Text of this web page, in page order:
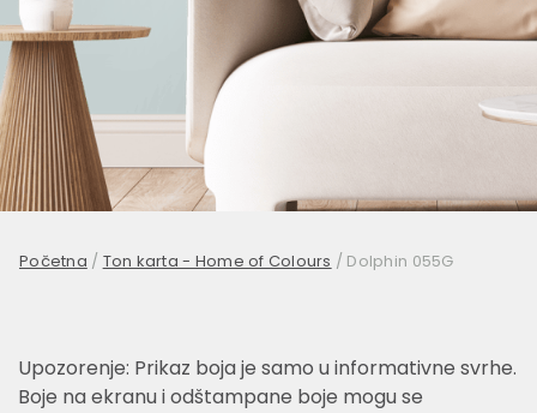
Početna / Ton karta - Home of Colours / Dolphin 055G
Upozorenje: Prikaz boja je samo u informativne svrhe.
Boje na ekranu i odštampane boje mogu se